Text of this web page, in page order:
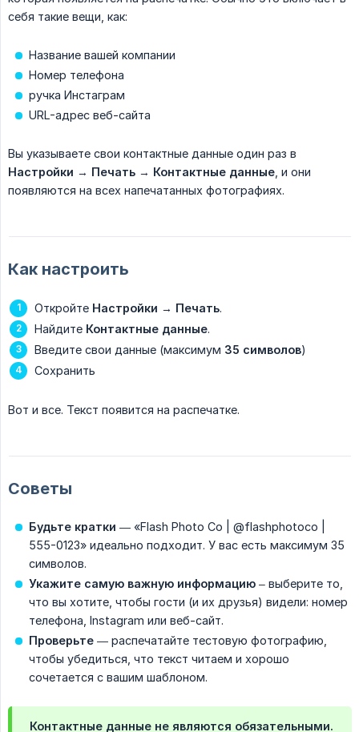
себя такие вещи, как:
Название вашей компании
Номер телефона
ручка Инстаграм
URL-адрес веб-сайта
Вы указываете свои контактные данные один раз в
Настройки → Печать → Контактные данные , и они
появляются на всех напечатанных фотографиях.
Как настроить
Откройте Настройки → Печать.
Найдите Контактные данные.
Введите свои данные (максимум 35 символов)
Сохранить
Вот и все. Текст появится на распечатке.
Советы
Будьте кратки — «Flash Photo Co | @flashphotoco |
555-0123» идеально подходит. У вас есть максимум 35
символов.
Укажите самую важную информацию – выберите то,
что вы хотите, чтобы гости (и их друзья) видели: номер
телефона, Instagram или веб-сайт.
Проверьте — распечатайте тестовую фотографию,
чтобы убедиться, что текст читаем и хорошо
сочетается с вашим шаблоном.
Контактные данные не являются обязательными.